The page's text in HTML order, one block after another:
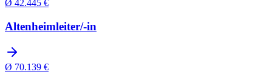
Ø 42.445 €
Altenheimleiter/-in
Ø 70.139 €